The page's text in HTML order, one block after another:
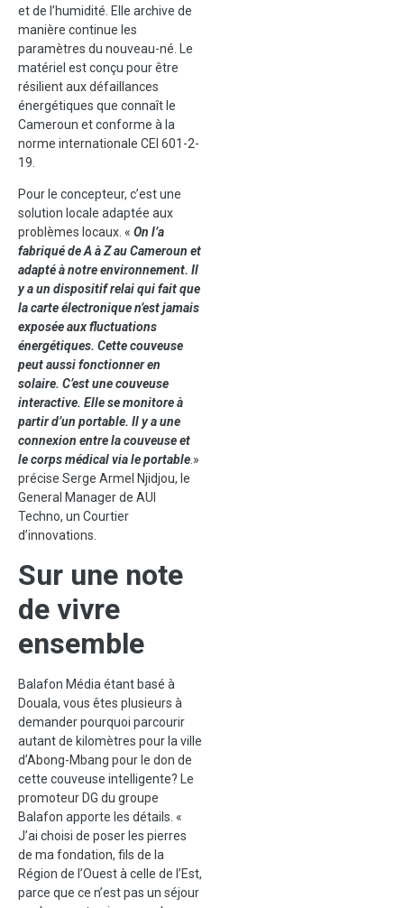
et de l’humidité. Elle archive de
manière continue les
paramètres du nouveau-né. Le
matériel est conçu pour être
résilient aux défaillances
énergétiques que connaît le
Cameroun et conforme à la
norme internationale CEI 601-2-
19.
Pour le concepteur, c’est une
solution locale adaptée aux
problèmes locaux. « On l’a
fabriqué de A à Z au Cameroun et
adapté à notre environnement. Il
y a un dispositif relai qui fait que
la carte électronique n’est jamais
exposée aux fluctuations
énergétiques. Cette couveuse
peut aussi fonctionner en
solaire. C’est une couveuse
interactive. Elle se monitore à
partir d’un portable. Il y a une
connexion entre la couveuse et
le corps médical via le portable .»
précise Serge Armel Njidjou, le
General Manager de AUI
Techno, un Courtier
d’innovations.
Sur une note
de vivre
ensemble
Balafon Média étant basé à
Douala, vous êtes plusieurs à
demander pourquoi parcourir
autant de kilomètres pour la ville
d’Abong-Mbang pour le don de
cette couveuse intelligente? Le
promoteur DG du groupe
Balafon apporte les détails. «
J’ai choisi de poser les pierres
de ma fondation, fils de la
Région de l’Ouest à celle de l’Est,
parce que ce n’est pas un séjour